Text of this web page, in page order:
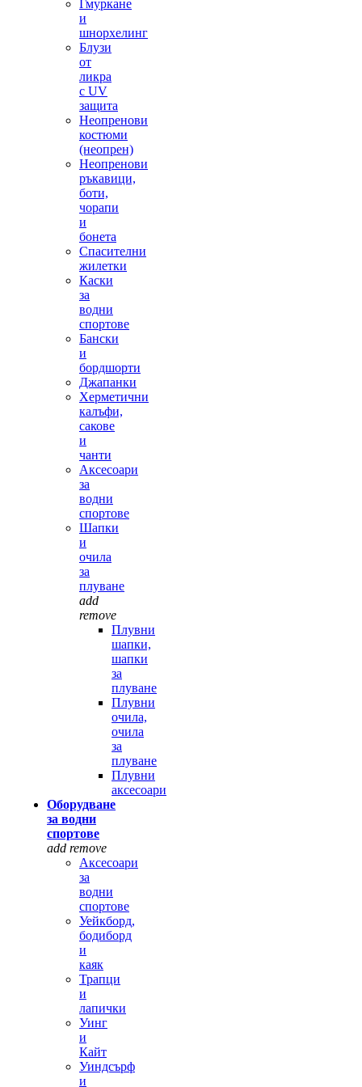
Гмуркане
и
шнорхелинг
Блузи
от
ликра
с UV
защита
Неопренови
костюми
(неопрен)
Неопренови
ръкавици,
боти,
чорапи
и
бонета
Спасителни
жилетки
Каски
за
водни
спортове
Бански
и
бордшорти
Джапанки
Херметични
калъфи,
сакове
и
чанти
Аксесоари
за
водни
спортове
Шапки
и
очила
за
плуване
add
remove
Плувни
шапки,
шапки
за
плуване
Плувни
очила,
очила
за
плуване
Плувни
аксесоари
Оборудване
за водни
спортове
add remove
Аксесоари
за
водни
спортове
Уейкборд,
бодиборд
и
каяк
Трапци
и
лапички
Уинг
и
Кайт
Уиндсърф
и